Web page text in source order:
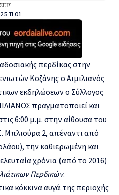
11:01
περδίκας στην
Κοζάνης ο Αιμιλιανός
εκδηλώσεων ο Σύλλογος
πραγματοποιεί και
6:00 μ.μ. στην αίθουσα του
Μπλιούρα 2, απέναντι από
την καθιερωμένη και
χρόνια (από το 2016)
Περδικών.
κόκκινα αυγά της περιοχής